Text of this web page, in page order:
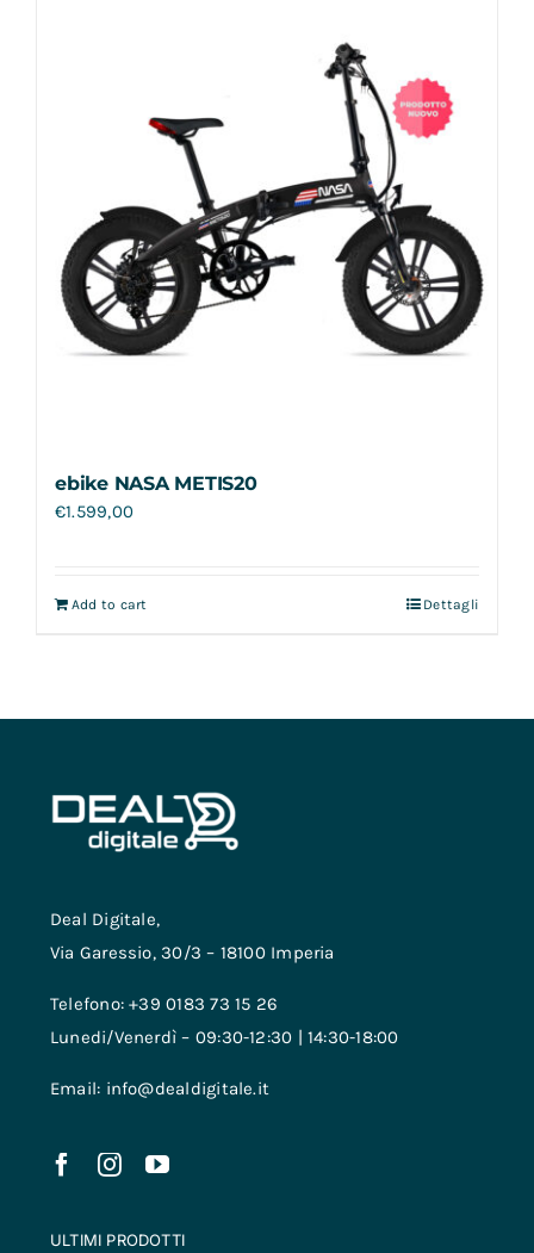
ebike NASA METIS20
€1.599,00
Add to cart Dettagli
Deal Digitale,
Via Garessio, 30/3 – 18100 Imperia
Telefono: +39 0183 73 15 26
Lunedi/Venerdì – 09:30-12:30 | 14:30-18:00
Email: info@dealdigitale.it
ULTIMI PRODOTTI